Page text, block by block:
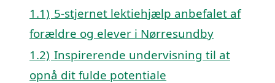
1.1) 5-stjernet lektiehjælp anbefalet af
forældre og elever i Nørresundby
1.2) Inspirerende undervisning til at
opnå dit fulde potentiale